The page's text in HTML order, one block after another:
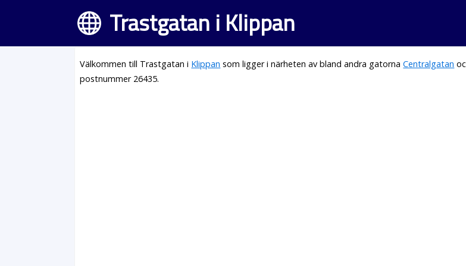
Trastgatan i Klippan
Välkommen till Trastgatan i Klippan som ligger i närheten av bland andra gatornaCentralgatan
postnummer 26435.